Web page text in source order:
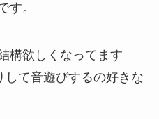
す。
構欲しくなってます
して音遊びするの好きな